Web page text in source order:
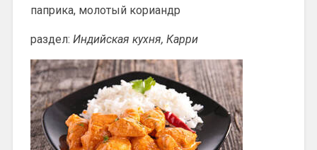
паприка, молотый кориандр
раздел: Индийская кухня, Карри